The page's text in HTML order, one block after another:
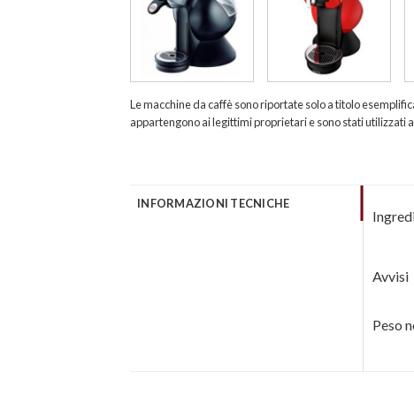
Le macchine da caffè sono riportate solo a titolo
appartengono ai legittimi proprietari e sono stati utilizzati
INFORMAZIONI TECNICHE
Avvisi
Peso